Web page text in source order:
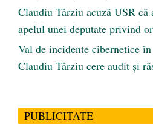
Claudiu Târziu acuză USR că
apelul unei deputate privind
Val de incidente cibernetice
Claudiu Târziu cere audit și
PUBLICITATE